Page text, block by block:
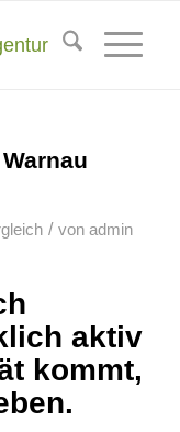
/ von admin
aktiv
kommt,